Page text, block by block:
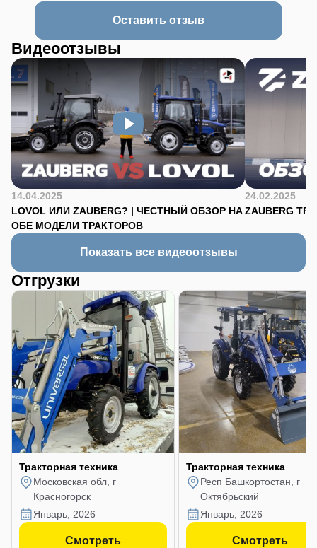
Оставить отзыв
Видеоотзывы
14.04.2025
LOVOL ИЛИ ZAUBERG? | ЧЕСТНЫЙ ОБЗОР НА
ОБЕ МОДЕЛИ ТРАКТОРОВ
24.02.2025
ZAUBERG
Показать все видеоотзывы
Отгрузки
Тракторная техника
Московская обл, г
Красногорск
январь, 2026
Смотреть
Тракторная техника
Респ Башкортостан, г
Октябрьский
январь, 2026
Смотреть